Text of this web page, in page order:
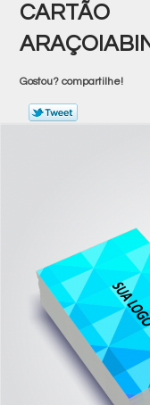
Gostou? compartilhe!